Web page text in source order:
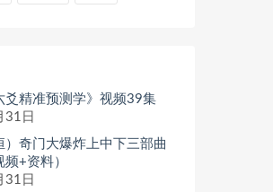
爻精准预测学》视频39集
31日
）奇门大爆炸上中下三部曲
+资料）
31日